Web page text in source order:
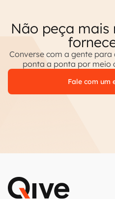
Não peça
Converse com a gente
ponta a ponta por meio
Fale com um